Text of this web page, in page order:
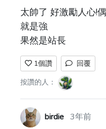
太帥了 好激勵人心!
就是強
果然是站長
1個讚
回覆
按讚的人：
birdie 3年前